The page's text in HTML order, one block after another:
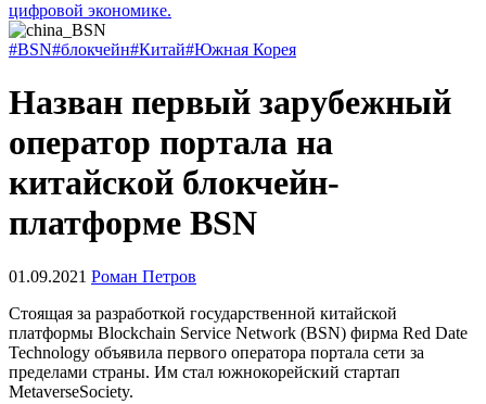
цифровой экономике.
#BSN#блокчейн#Китай#Южная Корея
Назван первый зарубежный
оператор портала на
китайской блокчейн-
платформе BSN
01.09.2021 Роман Петров
Стоящая за разработкой государственной китайской
платформы Blockchain Service Network (BSN) фирма Red Date
Technology объявила первого оператора портала сети за
пределами страны. Им стал южнокорейский стартап
MetaverseSociety.